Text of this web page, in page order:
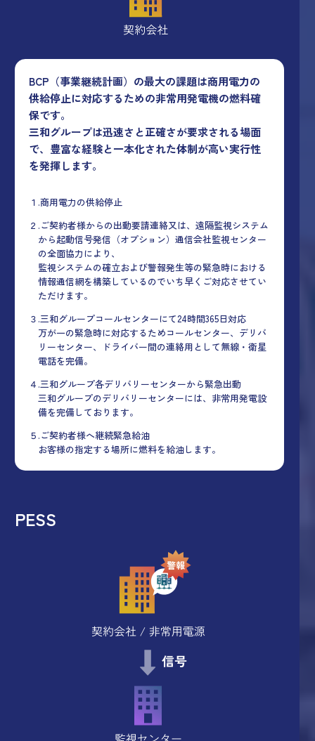
BCP（事業継続計画）の最大の課題は商用電力の
供給停止に対応するための非常用発電機の燃料確
保です。
三和グループは迅速さと正確さが要求される場面
で、豊富な経験と一本化された体制が高い実行性
を発揮します。
１.商用電力の供給停止
２.ご契約者様からの出動要請連絡又は、遠隔監視システム
から起動信号発信（オプション）通信会社監視センター
の全面協力により、
監視システムの確立および警報発生等の緊急時における
情報通信網を構築しているのでいち早くご対応させてい
ただけます。
３.三和グループコールセンターにて24時間365日対応
万が一の緊急時に対応するためコールセンター、デリバ
リーセンター、ドライバー間の連絡用として無線・衛星
電話を完備。
４.三和グループ各デリバリーセンターから緊急出動
三和グループのデリバリーセンターには、非常用発電設
備を完備しております。
５.ご契約者様へ継続緊急給油
お客様の指定する場所に燃料を給油します。
PESS